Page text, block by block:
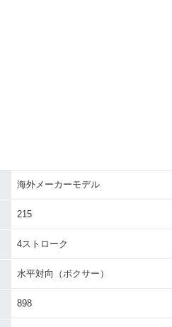
海外メーカーモデル
215
4ストローク
水平対向（ボクサー）
898